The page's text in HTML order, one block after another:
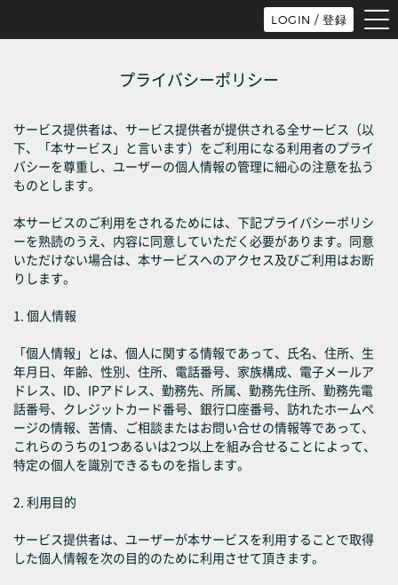
LOGIN / 登録
プライバシーポリシー
サービス提供者は、サービス提供者が提供される全サービス（以
下、「本サービス」と言います）をご利用になる利用者のプライ
バシーを尊重し、ユーザーの個人情報の管理に細心の注意を払う
ものとします。
本サービスのご利用をされるためには、下記プライバシーポリシ
ーを熟読のうえ、内容に同意していただく必要があります。同意
いただけない場合は、本サービスへのアクセス及びご利用はお断
りします。
1. 個人情報
「個人情報」とは、個人に関する情報であって、氏名、住所、生
年月日、年齢、性別、住所、電話番号、家族構成、電子メールア
ドレス、ID、IPアドレス、勤務先、所属、勤務先住所、勤務先電
話番号、クレジットカード番号、銀行口座番号、訪れたホームペ
ージの情報、苦情、ご相談またはお問い合せの情報等であって、
これらのうちの1つあるいは2つ以上を組み合せることによって、
特定の個人を識別できるものを指します。
2. 利用目的
サービス提供者は、ユーザーが本サービスを利用することで取得
した個人情報を次の目的のために利用させて頂きます。